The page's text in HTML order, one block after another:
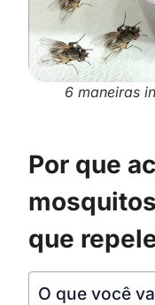
6 maneiras
Por que
que
O que você